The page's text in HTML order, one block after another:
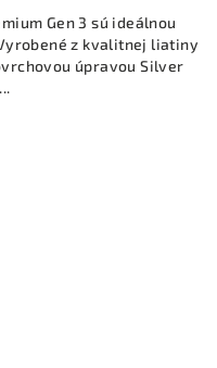
Gen 3 sú ideálnou
z kvalitnej liatiny
úpravou Silver